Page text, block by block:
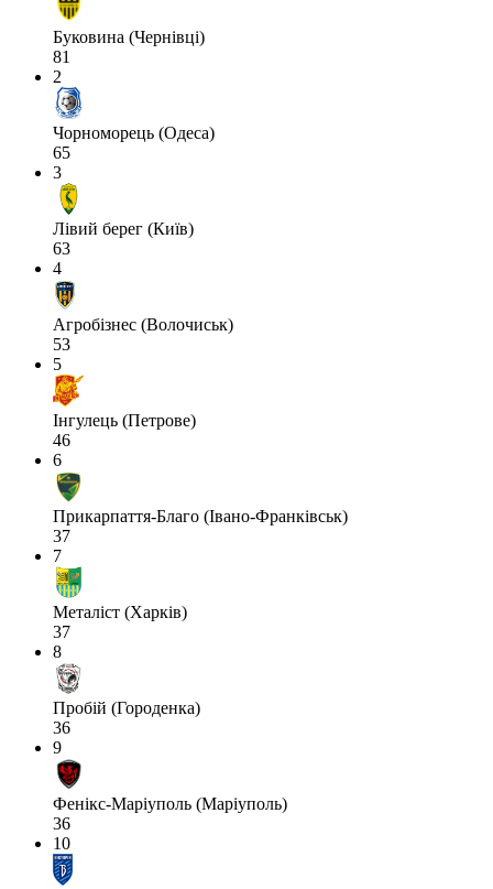
Буковина (Чернівці)
81
2
Чорноморець (Одеса)
65
3
Лівий берег (Київ)
63
4
Агробізнес (Волочиськ)
53
5
Інгулець (Петрове)
46
6
Прикарпаття-Благо (Івано-Франківськ)
37
7
Металіст (Харків)
37
8
Пробій (Городенка)
36
9
Фенікс-Маріуполь (Маріуполь)
36
10